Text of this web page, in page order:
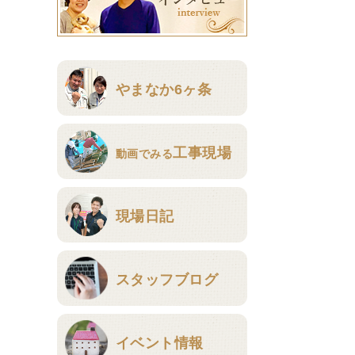
やまなか6ヶ条
動画でみる工事現場
現場日記
スタッフブログ
イベント情報